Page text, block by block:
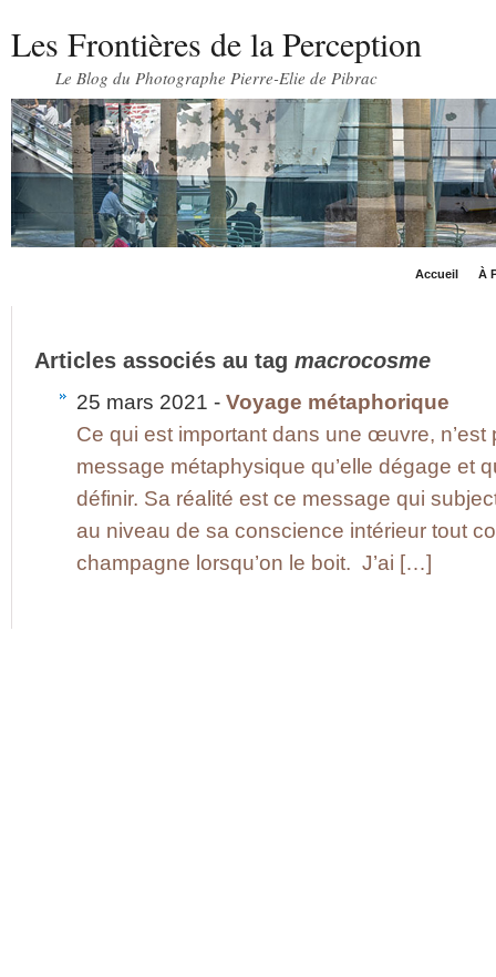
Les Frontières de la Perception
Le Blog du Photographe Pierre-Elie de Pibrac
Accueil À
Articles associés au tag macrocosme
25 mars 2021 - Voyage métaphorique
Ce qui est important dans une œuvre,
message métaphysique qu’elle dégage et
définir. Sa réalité est ce message qui
au niveau de sa conscience intérieur tout
champagne lorsqu’on le boit. J’ai […]